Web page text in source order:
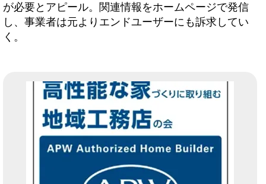
が必要とアピール。関連情報をホームページで発信
し、事業者は元よりエンドユーザーにも訴求してい
く。